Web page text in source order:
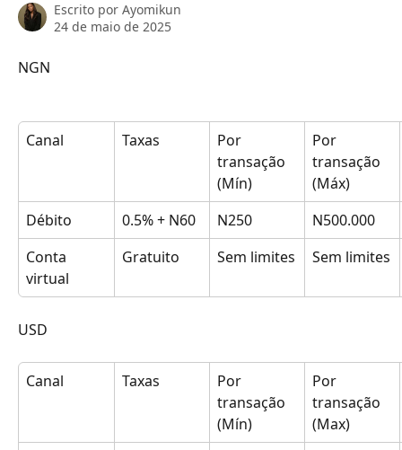
Escrito por Ayomikun
24 de maio de 2025
NGN
Canal Taxas
Por
transação
(Mín)
Por
transação
(Máx)
Débito
0.5% + N60 N250
N500.000
Conta
virtual
Gratuito Sem limites Sem limites
USD
Canal Taxas
Por
transação
(Mín)
Por
transação
(Max)